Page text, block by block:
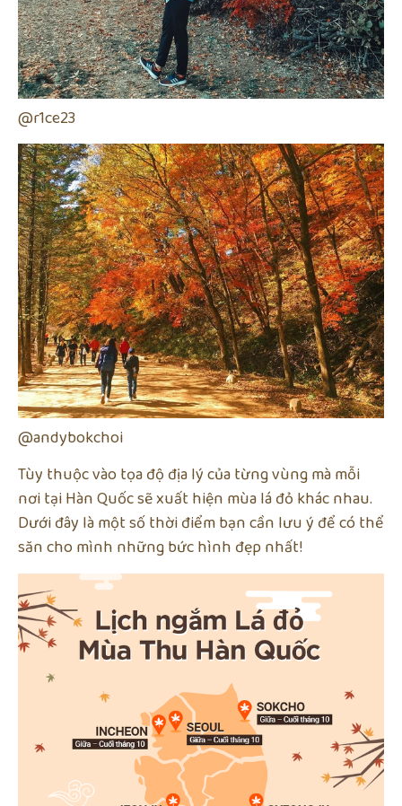
@r1ce23
@andybokchoi
Tùy thuộc vào tọa độ địa lý của từng vùng mà mỗi
nơi tại Hàn Quốc sẽ xuất hiện mùa lá đỏ khác nhau.
Dưới đây là một số thời điểm bạn cần lưu ý để có thể
săn cho mình những bức hình đẹp nhất!